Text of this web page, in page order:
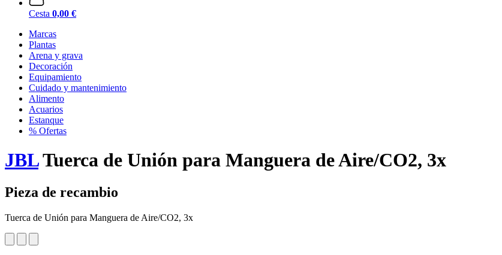
Cesta 0,00 €
Marcas
Plantas
Arena y grava
Decoración
Equipamiento
Cuidado y mantenimiento
Alimento
Acuarios
Estanque
% Ofertas
JBLTuerca de Unión para Manguera de Aire/CO2, 3x
Pieza de recambio
Tuerca de Unión para Manguera de Aire/CO2, 3x